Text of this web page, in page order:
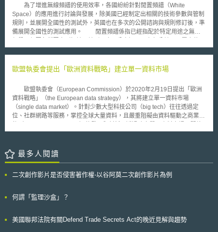
準等方式加強歐盟之眾金融機構在受網路攻擊之應對能力，且將可避免過去
各國間無法取得共識，金融機構於發生資通安全事件時手足無措之窘境，值
得讚許，或可為我國未來借鏡採納。
為了增進無線頻譜的使用效率，各國紛紛針對閒置頻譜（White
Space）的應用進行討論與發展，除美國已經制定出相關的技術參數與管制
規則，並展開全國性的測試外，英國也在多次的公開諮詢與規則修訂後，準
備展開全國性的測試應用。 閒置頻譜係指已經指配於特定用途之無線
（即獲得頻譜使用權之業者，在當地並未提供訊號覆蓋）；或者因避免頻譜
干擾，故於頻道1與頻道3播送電視節目，而頻道2則保留空白。）由於無線
等方式，將這些閒置的頻譜區塊進行利用。 由於閒置頻譜屬於已經指
配用途、發出執照的頻段，故存在著眾多的既有使用者，閒置頻譜的開放使
用必須保障既有使用者不受到有害干擾。英國在2010年至2012年間已經進
行多次的公開諮詢與技術發展，故相關的技術參數與管理規則已經原則上確
定，但因配合歐盟整體的頻譜政策規劃，故仍暫時不開放商業使用，為了進
PMSE泛指獲得無線頻譜使用執照的既有使用者，可能使用無線麥克風、無
線攝影機或戶外無線廣播裝置，因此White Space的開放，必須避免對這些
既有的使用者造成有害干擾。 2. 數位地面電視（digital terrestrial
的發射站。 3. 其他鄰近UHF電視頻段的無線服務。 Ofcom指出，各地
（Glasgow）則相反；而在PMSE的部分，倫敦市中心（如溫布敦球場）則
歐盟執委會提出「歐洲資料戰略」建立單一資料市場
歐盟執委會（European Commission）於2020年2月19日提出「歐洲
資料戰略」（the European data strategy），其將建立單一資料市場
（single data market）。針對少數大型科技公司（big tech）往往透過定
位、社群網路等服務，掌控全球大量資料，且嚴重阻礙由資料驅動之商業型
未使用的資料，使資料可於歐盟內部及跨部門自由流動，以對抗美國大型科
場開放和公平。 依據文件內容，歐洲資料戰略主要目標在於，善用歐
盟巨量產業資料和創新科技，建立一個公平的歐盟資料空間，鼓勵資料共
境、氣象學等公共資料（public data）；免費提供企業街區資料；針對阻礙
氣候變遷、自動產業、健康照護、金融服務、農業、能源等提供相關標準；
Act），提供企業於單一市場營運更清楚規則，強化數位平臺責任和保護基
最多人閱讀
二次創作影片是否侵害著作權-以谷阿莫二次創作影片為例
何謂「監理沙盒」？
美國聯邦法院有關Defend Trade Secrets Act的晚近見解與趨勢